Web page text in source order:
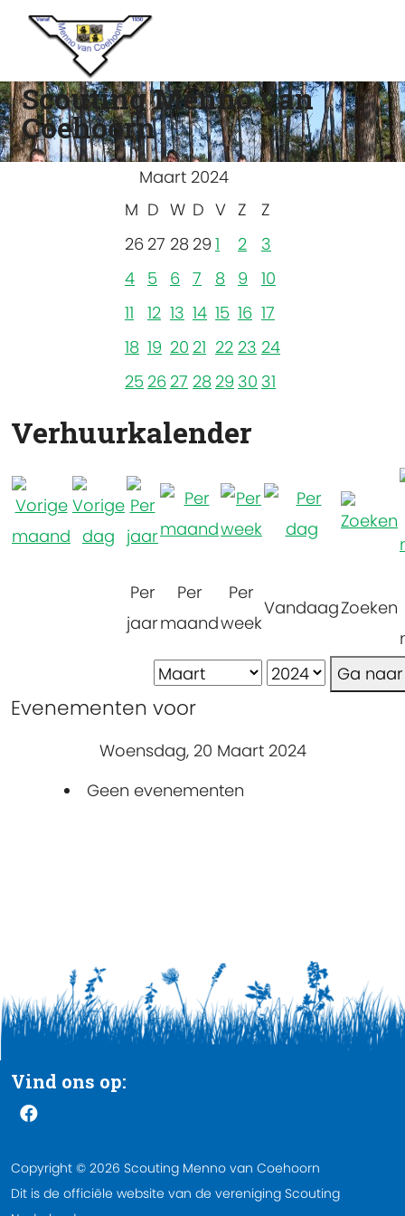
Scouting Menno van
Coehoorn
Maart 2024
M D W D V Z
Z
26 27 28 29 1 2
3
4 5 6 7 8 9
10
11
12 13 14 15 16 17
18 19 20 21 22 23 24
25 26 27 28 29 30 31
Verhuurkalender
Per
jaar
Per
maand
Per
week
VandaagZoeken
Ga
Evenementen voor
Woensdag, 20 Maart 2024
Geen evenementen
Vind ons op:
Copyright © 2026 Scouting Menno van Coehoorn
Dit is de officiële website van de vereniging Scouting